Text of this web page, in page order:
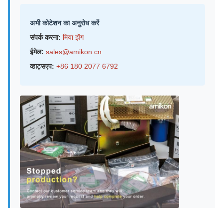
अभी कोटेशन का अनुरोध करें
संपर्क करना: मिया झेंग
ईमेल: sales@amikon.cn
व्हाट्सएप: +86 180 2077 6792